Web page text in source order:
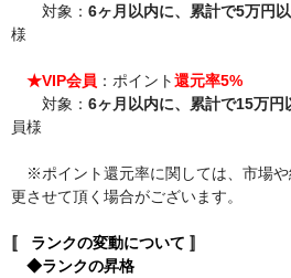
対象： 6ヶ月以内に、累計で5万円
様
★VIP会員 ：ポイント還元率5%
対象： 6ヶ月以内に、累計で15万円
員様
※ポイント還元率に関しては、市場や
更させて頂く場合がございます。
〚 ランクの変動について 〛
◆ランクの昇格